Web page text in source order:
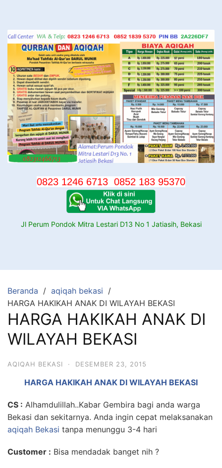
konten
0823 1246 6713 0852 183 95370
Jl Perum Pondok Mitra Lestari D13 No 1 Jatiasih, Bekasi
Beranda
aqiqah bekasi
HARGA HAKIKAH ANAK DI WILAYAH BEKASI
HARGA HAKIKAH ANAK DI
WILAYAH BEKASI
AQIQAH BEKASI · DESEMBER 23, 2015
HARGA HAKIKAH ANAK DI WILAYAH BEKASI
CS : Alhamdulillah..Kabar Gembira bagi anda warga
Bekasi dan sekitarnya. Anda ingin cepat melaksanakan
aqiqah Bekasi tanpa menunggu 3-4 hari
Customer : Bisa mendadak banget nih ?